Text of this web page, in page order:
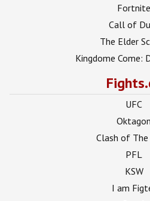
Fortnite
Call of
The Elder
Kingdome Come:
UFC
Oktagon
Clash of The
PFL
KSW
I am